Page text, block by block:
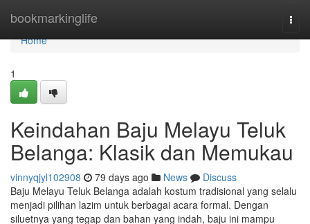
bookmarkinglife
Home
Home
1
Keindahan Baju Melayu Teluk
Belanga: Klasik dan Memukau
vinnyqjyl102908 79 days ago News
Discuss
Baju Melayu Teluk Belanga adalah kostum tradisional yang selalu
menjadi pilihan lazim untuk berbagai acara formal. Dengan
siluetnya yang tegap dan bahan yang indah, baju ini mampu